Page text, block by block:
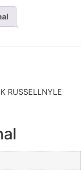
RUSSELLNYLE